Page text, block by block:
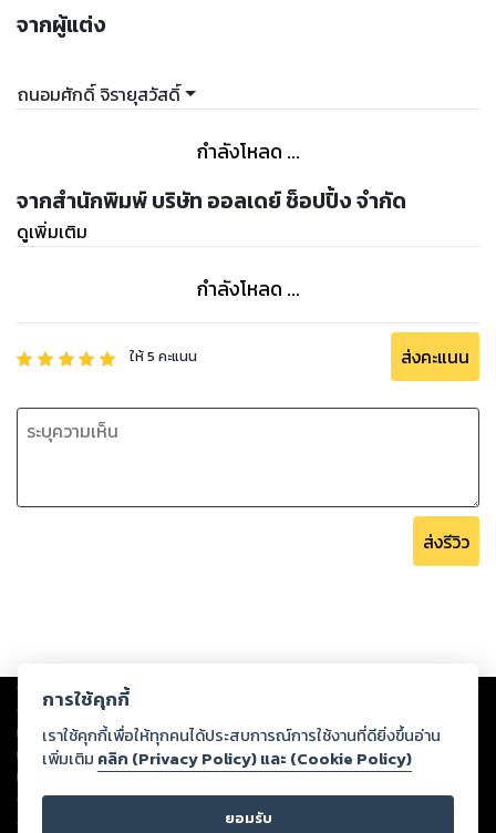
จากผู้แต่ง
ถนอมศักดิ์ จิรายุสวัสดิ์
กำลังโหลด ...
จากสำนักพิมพ์ บริษัท ออลเดย์ ช็อปปิ้ง จำกัด
ดูเพิ่มเติม
กำลังโหลด ...
ให้5 คะแนน ส่งคะแนน
ส่งรีวิว
Copyright © 2026
ต่อผลงานหรือเนื้อหาใดที่อัปโหลดผ่านเว็บไซต์และปรากฏว่าละเมิดสิทธิใน
ทรัพย์สินทางปัญญาของบุคคลอื่นหรือขัดต่อกฎหมายและศีลธรรม ดังนั้น ผู้อ่าน
ทุกท่านโปรดใช้วิจารณญาณในการกลั่นกรองด้วยตนเอง และหากท่านพบว่าส่วน
หนึ่งส่วนใดขัดต่อกฎหมายและศีลธรรม กรุณาแจ้งมายังบริษัท เพื่อทีมงานจะได้
ดำเนินการในทันที ทั้งนี้ ทางสตอรี่ล็อกขอสงวนลิขสิทธิ์ตามพระราชบัญญัติ
ลิขสิทธิ์ พ.ศ. 2537 (ฉบับล่าสุด)
การใช้คุกกี้
เราใช้คุกกี้เพื่อให้ทุกคนได้ประสบการณ์การใช้งานที่ดียิ่งขึ้นอ่าน
เพิ่มเติม คลิก (Privacy Policy) และ (Cookie Policy)
ยอมรับ